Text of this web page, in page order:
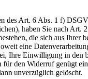
des Art. 6 Abs. 1 f)
haben Sie nach Art.
die sich aus Ihrer
eine
Ihre Einwilligung in den
den Widerruf genügt
unverzüglich gelöscht.